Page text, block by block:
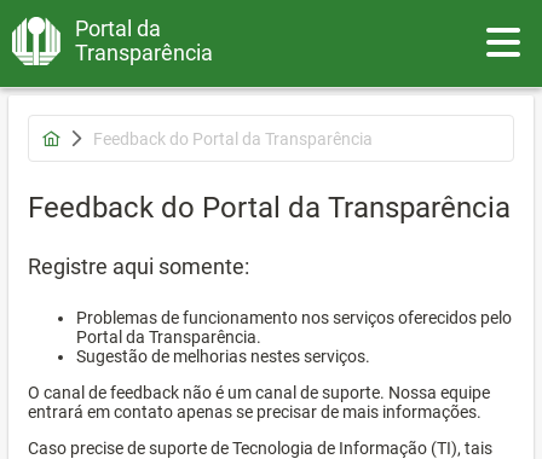
Portal da
Transparência
Feedback do Portal da Transparência
Feedback do Portal da Transparência
Registre aqui somente:
Problemas de funcionamento nos serviços oferecidos pelo
Portal da Transparência.
Sugestão de melhorias nestes serviços.
O canal de feedback não é um canal de suporte. Nossa equipe
entrará em contato apenas se precisar de mais informações.
Caso precise de suporte de Tecnologia de Informação (TI), tais